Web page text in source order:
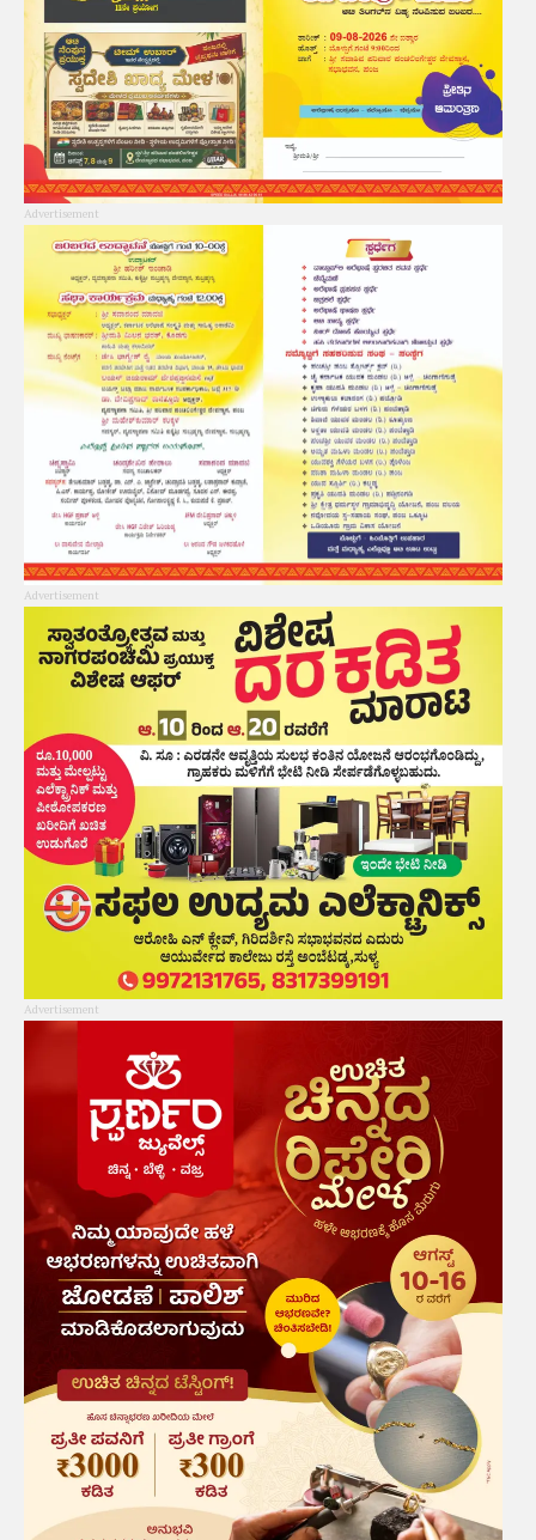
Advertisement
Advertisement
Advertisement